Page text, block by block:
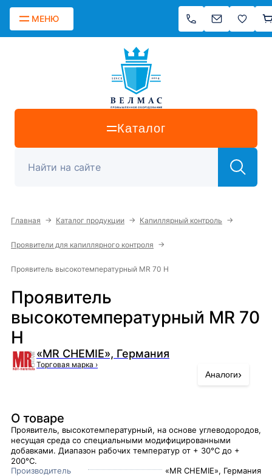
МЕНЮ
Каталог
Главная → Каталог продукции → Капиллярный контроль →
Проявители для капиллярного контроля →
Проявитель высокотемпературный MR 70 H
Проявитель
высокотемпературный MR 70
H
«MR CHEMIE», Германия
Торговая марка ›
Аналоги›
О товаре
Проявитель, высокотемпературный, на основе углеводородов,
несущая среда со специальными модифицированными
добавками. Диапазон рабочих температур от + 30°С до +
200°С.
Производитель
«MR CHEMIE», Германия